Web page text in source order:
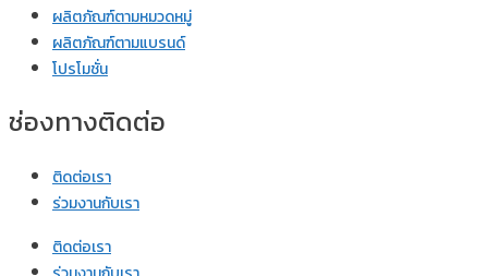
ผลิตภัณฑ์ตามหมวดหมู่
ผลิตภัณฑ์ตามแบรนด์
โปรโมชั่น
ช่องทางติดต่อ
ติดต่อเรา
ร่วมงานกับเรา
ติดต่อเรา